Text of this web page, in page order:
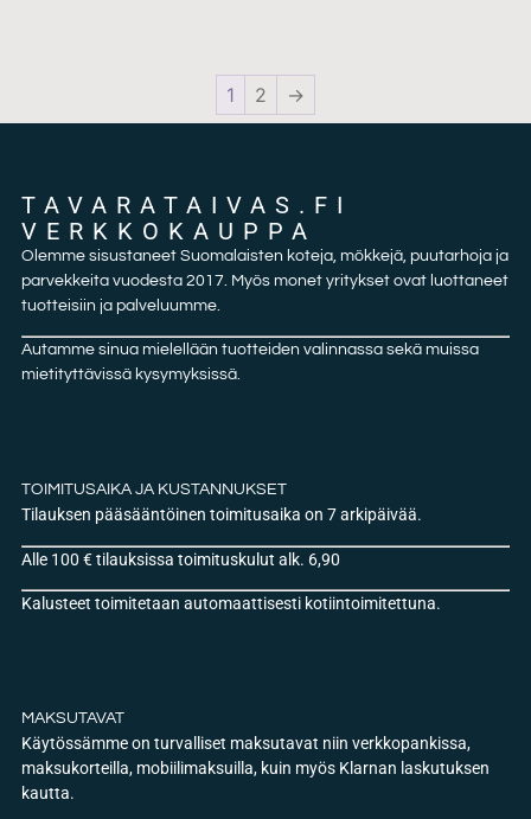
1 2 →
TAVARATAIVAS.FI
VERKKOKAUPPA
Olemme sisustaneet Suomalaisten koteja, mökkejä, puutarhoja ja
parvekkeita vuodesta 2017. Myös monet yritykset ovat luottaneet
tuotteisiin ja palveluumme.
Autamme sinua mielellään tuotteiden valinnassa sekä muissa
mietityttävissä kysymyksissä.
TOIMITUSAIKA JA KUSTANNUKSET
Tilauksen pääsääntöinen toimitusaika on 7 arkipäivää.
Alle 100 € tilauksissa toimituskulut alk. 6,90
Kalusteet toimitetaan automaattisesti kotiintoimitettuna.
MAKSUTAVAT
Käytössämme on turvalliset maksutavat niin verkkopankissa,
maksukorteilla, mobiilimaksuilla, kuin myös Klarnan laskutuksen
kautta.